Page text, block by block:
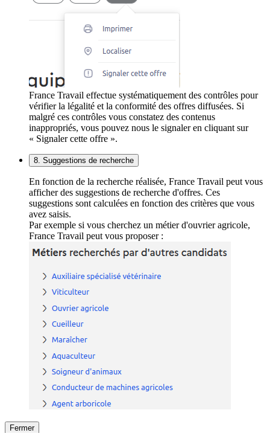
France Travail effectue systématiquement des contrôles pour
vérifier la légalité et la conformité des offres diffusées. Si
malgré ces contrôles vous constatez des contenus
inappropriés, vous pouvez nous le signaler en cliquant sur
« Signaler cette offre ».
8. Suggestions de recherche
En fonction de la recherche réalisée, France Travail peut vous
afficher des suggestions de recherche d'offres. Ces
suggestions sont calculées en fonction des critères que vous
avez saisis.
Par exemple si vous cherchez un métier d'ouvrier agricole,
France Travail peut vous proposer :
Fermer